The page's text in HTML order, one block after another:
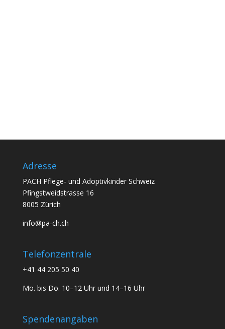
Adresse
PACH Pflege- und Adoptivkinder Schweiz
Pfingstweidstrasse 16
8005 Zürich
info@pa-ch.ch
Telefonzentrale
+41 44 205 50 40
Mo. bis Do. 10–12 Uhr und 14–16 Uhr
Spendenangaben